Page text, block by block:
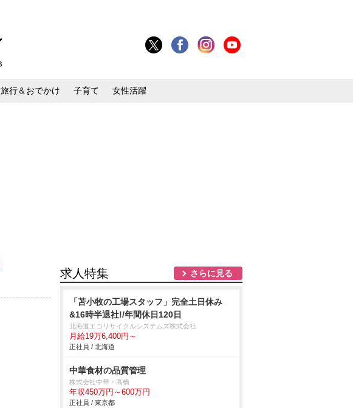
旅行＆おでかけ 子育て 女性活躍
求人特集 さらに見る
「苫小牧の工場スタッフ」完全土日休み
&16時半退社!/年間休日120日
北海道エコリサイクルシステムズ株式会社
月給19万6,400円～
正社員 / 北海道
中華食材の品質管理
株式会社中華・高橋
年収450万円～600万円
正社員 / 東京都